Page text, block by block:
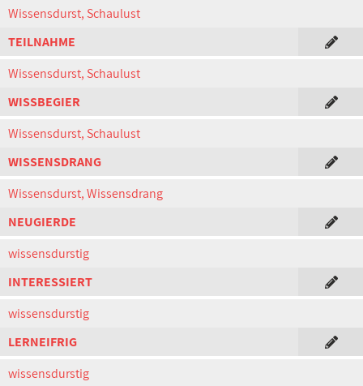
Wissensdurst, Schaulust
TEILNAHME
Wissensdurst, Schaulust
WISSBEGIER
Wissensdurst, Schaulust
WISSENSDRANG
Wissensdurst, Wissensdrang
NEUGIERDE
wissensdurstig
INTERESSIERT
wissensdurstig
LERNEIFRIG
wissensdurstig